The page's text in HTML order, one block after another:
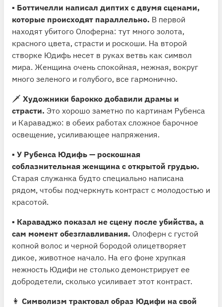
▪️ Боттичелли написал диптих с двумя сценами,
которые происходят параллельно. В первой
находят убитого Олоферна: тут много золота,
красного цвета, страсти и роскоши. На второй
створке Юдифь несет в руках ветвь как символ
мира. Женщина очень спокойная, нежная, вокруг
много зеленого и голубого, все гармонично.
🗡 Художники барокко добавили драмы и
страсти. Это хорошо заметно по картинам Рубенса
и Караваджо: в обеих работах сложное барочное
освещение, усиливающее напряжения.
▪️ У Рубенса Юдифь — роскошная
соблазнительная женщина с открытой грудью.
Старая служанка будто специально написана
рядом, чтобы подчеркнуть контраст с молодостью и
красотой.
▪️ Караваджо показал не сцену после убийства, а
сам момент обезглавливания. Олоферн с густой
копной волос и черной бородой олицетворяет
дикое, животное начало. На его фоне хрупкая
нежность Юдифи не столько демонстрирует ее
добродетели, сколько усиливает этот контраст.
👩 Символизм трактовал образ Юдифи на свой